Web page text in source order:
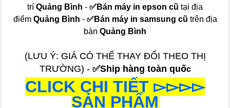
trí Quảng Bình - ✅Bán máy in epson cũ tại địa
điểm Quảng Bình - ✅Bán máy in samsung cũ trên địa
bàn Quảng Bình
(LƯU Ý: GIÁ CÓ THỂ THAY ĐỔI THEO THỊ
TRƯỜNG) - ✅Ship hàng toàn quốc
CLICK CHI TIẾT ▻▻▻▻
SẢN PHẨM